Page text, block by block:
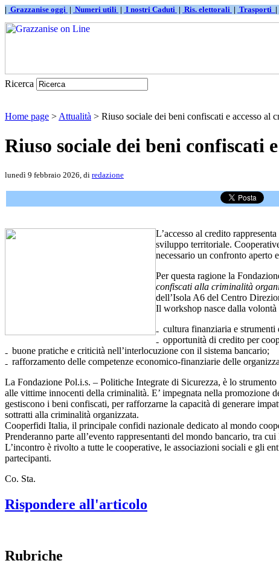
| Grazzanise oggi | Numeri utili | I nostri Caduti | Ris. elettorali | Trasporti |
Ricerca
Home page > Attualità > Riuso sociale dei beni confiscati e accesso al
Riuso sociale dei beni confiscati
lunedì 9 febbraio 2026, di redazione
L’accesso al credito
sviluppo territoriale.
necessario un confronto aperto
Per questa ragione la
confiscati alla criminalità
dell’Isola A6 del Centro
Il workshop nasce dalla
cultura finanziaria e strumenti
opportunità di credito per
buone pratiche e criticità nell’interlocuzione con il sistema bancario;
rafforzamento delle competenze economico-finanziarie delle
La Fondazione Pol.i.s. – Politiche Integrate di Sicurezza, è lo
alle vittime innocenti della criminalità. E’ impegnata nella promozione
gestiscono i beni confiscati, per rafforzarne la capacità di generare
sottratti alla criminalità organizzata.
Cooperfidi Italia, il principale confidi nazionale dedicato al mondo
Prenderanno parte all’evento rappresentanti del mondo bancario, tra
L’incontro è rivolto a tutte le cooperative, le associazioni sociali e gli
partecipanti.
Co. Sta.
Rispondere all'articolo
Rubriche